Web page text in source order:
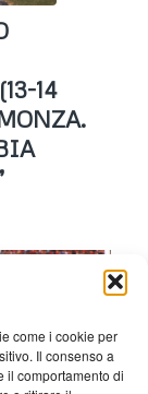
come i cookie per
Il consenso a
il comportamento di
14